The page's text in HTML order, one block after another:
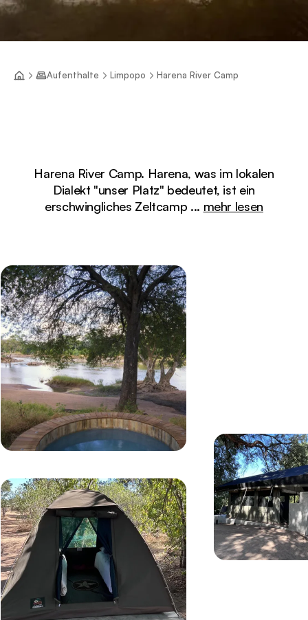
Aufenthalte Limpopo Harena River Camp
Harena River Camp. Harena, was im lokalen
Dialekt "unser Platz" bedeutet, ist ein
erschwingliches Zeltcamp ... mehr lesen